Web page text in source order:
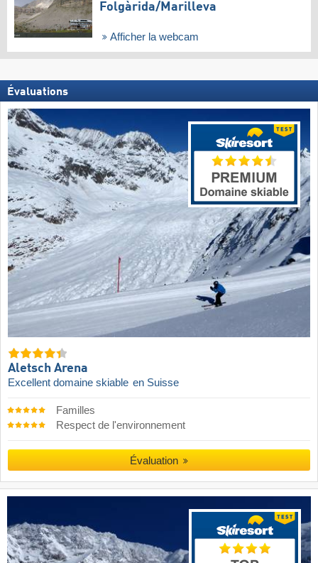
Folgàrida/​Marilleva
Afficher la webcam
Évaluations
Aletsch Arena
Excellent domaine skiable en Suisse
Familles
Respect de l'environnement
Évaluation